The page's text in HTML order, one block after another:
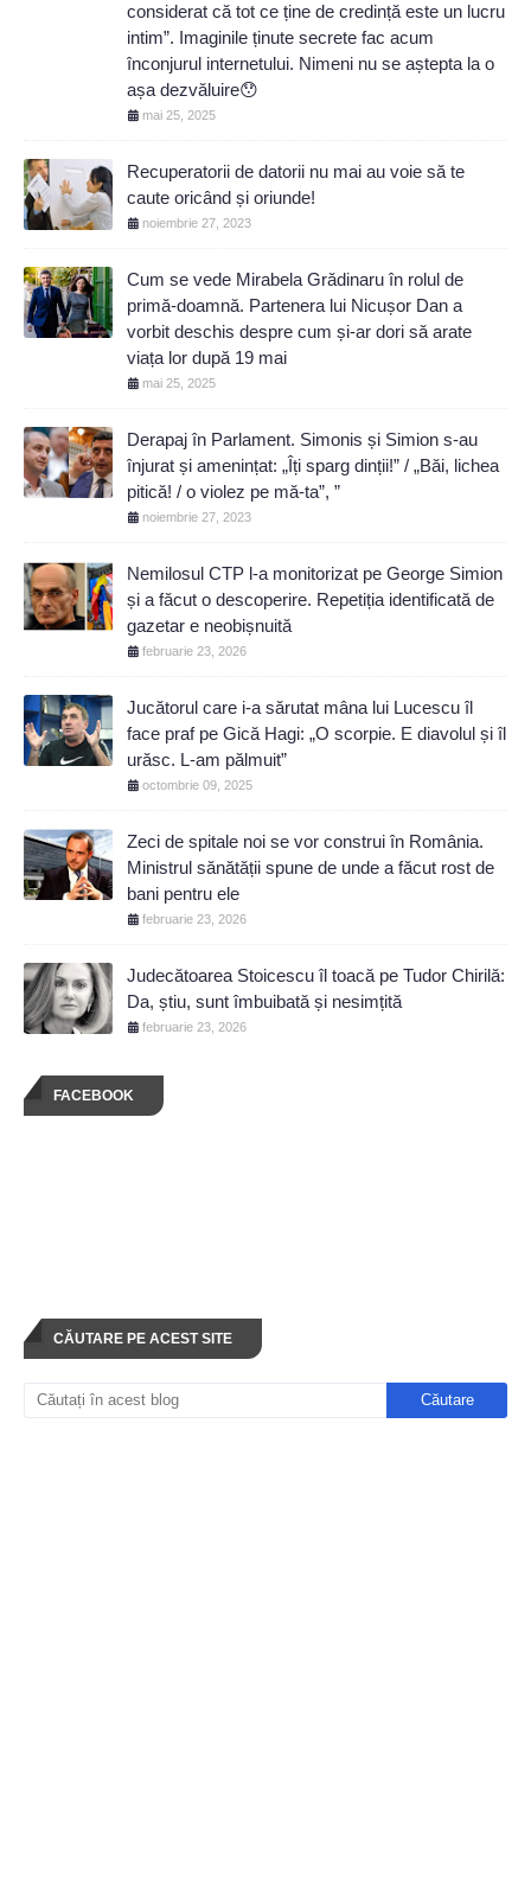
considerat că tot ce ține de credință este un lucru
intim”. Imaginile ținute secrete fac acum
înconjurul internetului. Nimeni nu se aștepta la o
așa dezvăluire😯
mai 25, 2025
Recuperatorii de datorii nu mai au voie să te
caute oricând și oriunde!
noiembrie 27, 2023
Cum se vede Mirabela Grădinaru în rolul de
primă-doamnă. Partenera lui Nicușor Dan a
vorbit deschis despre cum și-ar dori să arate
viața lor după 19 mai
mai 25, 2025
Derapaj în Parlament. Simonis și Simion s-au
înjurat și amenințat: „Îți sparg dinții!” / „Băi, lichea
pitică! / o violez pe mă-ta”, ”
noiembrie 27, 2023
Nemilosul CTP l-a monitorizat pe George Simion
și a făcut o descoperire. Repetiția identificată de
gazetar e neobișnuită
februarie 23, 2026
Jucătorul care i-a sărutat mâna lui Lucescu îl
face praf pe Gică Hagi: „O scorpie. E diavolul și îl
urăsc. L-am pălmuit”
octombrie 09, 2025
Zeci de spitale noi se vor construi în România.
Ministrul sănătății spune de unde a făcut rost de
bani pentru ele
februarie 23, 2026
Judecătoarea Stoicescu îl toacă pe Tudor Chirilă:
Da, știu, sunt îmbuibată și nesimțită
februarie 23, 2026
FACEBOOK
CĂUTARE PE ACEST SITE